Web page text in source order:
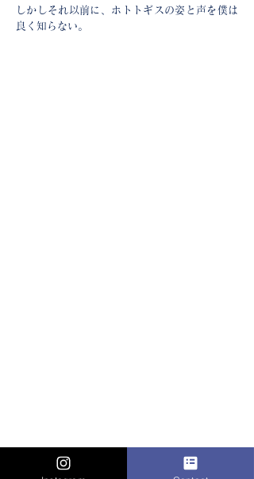
しかしそれ以前に、ホトトギスの姿と声を僕は
良く知らない。